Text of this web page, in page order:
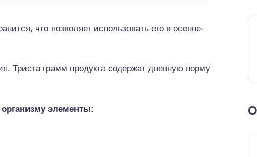
что позволяет использовать его в осенне-
Триста грамм продукта содержат дневную норму
элементы: